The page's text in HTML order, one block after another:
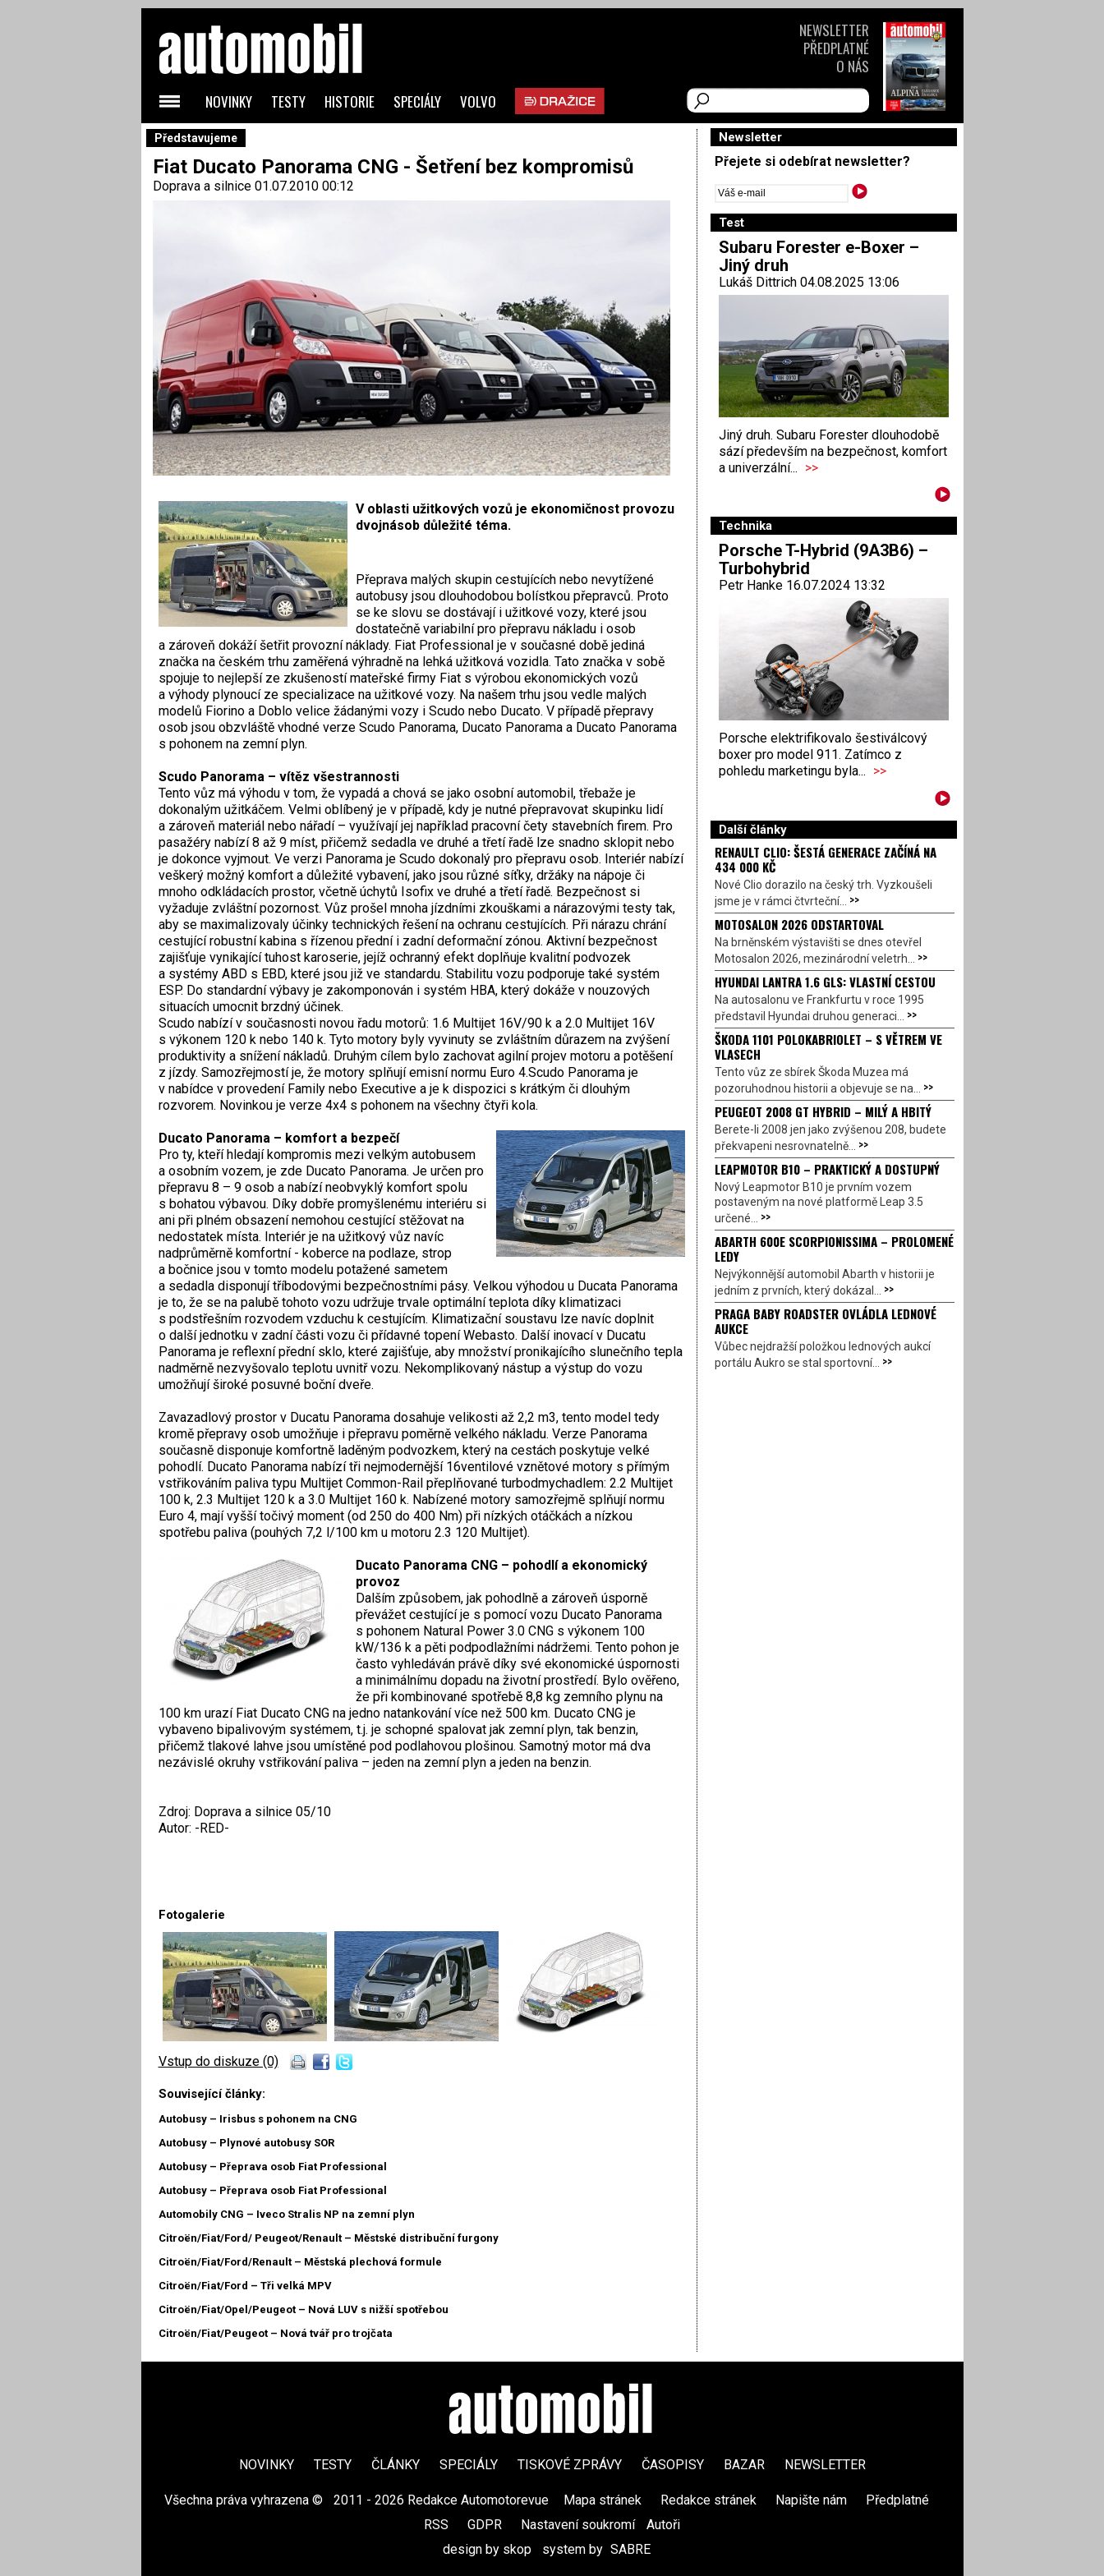
Představujeme
Fiat Ducato Panorama CNG - Šetření bez kompromisů
Doprava a silnice 01.07.2010 00:12
V oblasti užitkových vozů je ekonomičnost provozu
dvojnásob důležité téma.
Přeprava malých skupin cestujících nebo nevytížené
autobusy jsou dlouhodobou bolístkou přepravců. Proto
se ke slovu se dostávají i užitkové vozy, které jsou
dostatečně variabilní pro přepravu nákladu i osob
a zároveň dokáží šetřit provozní náklady. Fiat Professional je v současné době jediná
značka na českém trhu zaměřená výhradně na lehká užitková vozidla. Tato značka v sobě
spojuje to nejlepší ze zkušeností mateřské firmy Fiat s výrobou ekonomických vozů
a výhody plynoucí ze specializace na užitkové vozy. Na našem trhu jsou vedle malých
modelů Fiorino a Doblo velice žádanými vozy i Scudo nebo Ducato. V případě přepravy
osob jsou obzvláště vhodné verze Scudo Panorama, Ducato Panorama a Ducato Panorama
s pohonem na zemní plyn.
Scudo Panorama – vítěz všestrannosti
Tento vůz má výhodu v tom, že vypadá a chová se jako osobní automobil, třebaže je
dokonalým užitkáčem. Velmi oblíbený je v případě, kdy je nutné přepravovat skupinku lidí
a zároveň materiál nebo nářadí – využívají jej například pracovní čety stavebních firem. Pro
pasažéry nabízí 8 až 9 míst, přičemž sedadla ve druhé a třetí řadě lze snadno sklopit nebo
je dokonce vyjmout. Ve verzi Panorama je Scudo dokonalý pro přepravu osob. Interiér nabízí
veškerý možný komfort a důležité vybavení, jako jsou různé síťky, držáky na nápoje či
mnoho odkládacích prostor, včetně úchytů Isofix ve druhé a třetí řadě. Bezpečnost si
vyžaduje zvláštní pozornost. Vůz prošel mnoha jízdními zkouškami a nárazovými testy tak,
aby se maximalizovaly účinky technických řešení na ochranu cestujících. Při nárazu chrání
cestující robustní kabina s řízenou přední i zadní deformační zónou. Aktivní bezpečnost
zajišťuje vynikající tuhost karoserie, jejíž ochranný efekt doplňuje kvalitní podvozek
a systémy ABD s EBD, které jsou již ve standardu. Stabilitu vozu podporuje také systém
ESP. Do standardní výbavy je zakomponován i systém HBA, který dokáže v nouzových
situacích umocnit brzdný účinek.
Scudo nabízí v současnosti novou řadu motorů: 1.6 Multijet 16V/90 k a 2.0 Multijet 16V
s výkonem 120 k nebo 140 k. Tyto motory byly vyvinuty se zvláštním důrazem na zvýšení
produktivity a snížení nákladů. Druhým cílem bylo zachovat agilní projev motoru a potěšení
z jízdy. Samozřejmostí je, že motory splňují emisní normu Euro 4.Scudo Panorama je
v nabídce v provedení Family nebo Executive a je k dispozici s krátkým či dlouhým
rozvorem. Novinkou je verze 4x4 s pohonem na všechny čtyři kola.
Ducato Panorama – komfort a bezpečí
Pro ty, kteří hledají kompromis mezi velkým autobusem
a osobním vozem, je zde Ducato Panorama. Je určen pro
přepravu 8 – 9 osob a nabízí neobvyklý komfort spolu
s bohatou výbavou. Díky dobře promyšlenému interiéru si
ani při plném obsazení nemohou cestující stěžovat na
nedostatek místa. Interiér je na užitkový vůz navíc
nadprůměrně komfortní - koberce na podlaze, strop
a bočnice jsou v tomto modelu potažené sametem
a sedadla disponují tříbodovými bezpečnostními pásy. Velkou výhodou u Ducata Panorama
je to, že se na palubě tohoto vozu udržuje trvale optimální teplota díky klimatizaci
s podstřešním rozvodem vzduchu k cestujícím. Klimatizační soustavu lze navíc doplnit
o další jednotku v zadní části vozu či přídavné topení Webasto. Další inovací v Ducatu
Panorama je reflexní přední sklo, které zajišťuje, aby množství pronikajícího slunečního tepla
nadměrně nezvyšovalo teplotu uvnitř vozu. Nekomplikovaný nástup a výstup do vozu
umožňují široké posuvné boční dveře.
Zavazadlový prostor v Ducatu Panorama dosahuje velikosti až 2,2 m3, tento model tedy
kromě přepravy osob umožňuje i přepravu poměrně velkého nákladu. Verze Panorama
současně disponuje komfortně laděným podvozkem, který na cestách poskytuje velké
pohodlí. Ducato Panorama nabízí tři nejmodernější 16ventilové vznětové motory s přímým
vstřikováním paliva typu Multijet Common-Rail přeplňované turbodmychadlem: 2.2 Multijet
100 k, 2.3 Multijet 120 k a 3.0 Multijet 160 k. Nabízené motory samozřejmě splňují normu
Euro 4, mají vyšší točivý moment (od 250 do 400 Nm) při nízkých otáčkách a nízkou
spotřebu paliva (pouhých 7,2 l/100 km u motoru 2.3 120 Multijet).
Ducato Panorama CNG – pohodlí a ekonomický
provoz
Dalším způsobem, jak pohodlně a zároveň úsporně
převážet cestující je s pomocí vozu Ducato Panorama
s pohonem Natural Power 3.0 CNG s výkonem 100
kW/136 k a pěti podpodlažními nádržemi. Tento pohon je
často vyhledáván právě díky své ekonomické úspornosti
a minimálnímu dopadu na životní prostředí. Bylo ověřeno,
že při kombinované spotřebě 8,8 kg zemního plynu na
100 km urazí Fiat Ducato CNG na jedno natankování více než 500 km. Ducato CNG je
vybaveno bipalivovým systémem, t.j. je schopné spalovat jak zemní plyn, tak benzin,
přičemž tlakové lahve jsou umístěné pod podlahovou plošinou. Samotný motor má dva
nezávislé okruhy vstřikování paliva – jeden na zemní plyn a jeden na benzin.
Zdroj: Doprava a silnice 05/10
Autor: -RED-
Fotogalerie
Vstup do diskuze (0)
Související články:
Autobusy – Irisbus s pohonem na CNG
Autobusy – Plynové autobusy SOR
Autobusy – Přeprava osob Fiat Professional
Autobusy – Přeprava osob Fiat Professional
Automobily CNG – Iveco Stralis NP na zemní plyn
Citroën/Fiat/Ford/ Peugeot/Renault – Městské distribuční furgony
Citroën/Fiat/Ford/Renault – Městská plechová formule
Citroën/Fiat/Ford – Tři velká MPV
Citroën/Fiat/Opel/Peugeot – Nová LUV s nižší spotřebou
Citroën/Fiat/Peugeot – Nová tvář pro trojčata
Newsletter
Přejete si odebírat newsletter?
Test
Subaru Forester e-Boxer –
Jiný druh
Lukáš Dittrich 04.08.2025 13:06
Jiný druh. Subaru Forester dlouhodobě
sází především na bezpečnost, komfort
a univerzální... >>
Technika
Porsche T-Hybrid (9A3B6) –
Turbohybrid
Petr Hanke 16.07.2024 13:32
Porsche elektrifikovalo šestiválcový
boxer pro model 911. Zatímco z
pohledu marketingu byla... >>
Další články
RENAULT CLIO: ŠESTÁ GENERACE ZAČÍNÁ NA
434 000 KČ
Nové Clio dorazilo na český trh. Vyzkoušeli
jsme je v rámci čtvrteční... >>
MOTOSALON 2026 ODSTARTOVAL
Na brněnském výstavišti se dnes otevřel
Motosalon 2026, mezinárodní veletrh... >>
HYUNDAI LANTRA 1.6 GLS: VLASTNÍ CESTOU
Na autosalonu ve Frankfurtu v roce 1995
představil Hyundai druhou generaci... >>
ŠKODA 1101 POLOKABRIOLET – S VĚTREM VE
VLASECH
Tento vůz ze sbírek Škoda Muzea má
pozoruhodnou historii a objevuje se na... >>
PEUGEOT 2008 GT HYBRID – MILÝ A HBITÝ
Berete-li 2008 jen jako zvýšenou 208, budete
překvapeni nesrovnatelně... >>
LEAPMOTOR B10 – PRAKTICKÝ A DOSTUPNÝ
Nový Leapmotor B10 je prvním vozem
postaveným na nové platformě Leap 3.5
určené... >>
ABARTH 600E SCORPIONISSIMA – PROLOMENÉ
LEDY
Nejvýkonnější automobil Abarth v historii je
jedním z prvních, který dokázal... >>
PRAGA BABY ROADSTER OVLÁDLA LEDNOVÉ
AUKCE
Vůbec nejdražší položkou lednových aukcí
portálu Aukro se stal sportovní... >>
NOVINKY TESTY HISTORIE SPECIÁLY VOLVO
NEWSLETTER
PŘEDPLATNÉ
O NÁS
NOVINKY TESTY ČLÁNKY SPECIÁLY TISKOVÉ ZPRÁVY ČASOPISY BAZAR NEWSLETTER
Všechna práva vyhrazena © 2011 - 2026 Redakce Automotorevue Mapa stránek Redakce stránek Napište nám Předplatné
RSS
GDPR Nastavení soukromí
Autoři
design by skop
system by SABRE